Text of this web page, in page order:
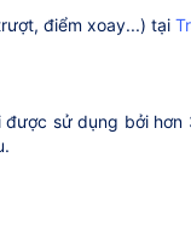
điểm xoay...) tại
sử dụng bởi hơn